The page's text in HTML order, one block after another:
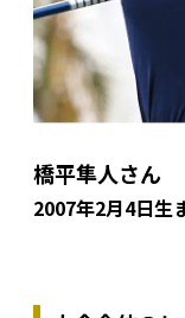
橋平隼人さん
2007年2月4日生